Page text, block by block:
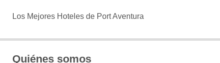
Los Mejores Hoteles de Port Aventura
Quiénes somos